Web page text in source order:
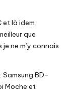
et là idem,
que
ne m’y connais
Samsung BD-
Moche et